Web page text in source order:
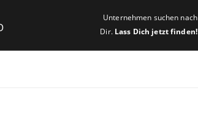
Unternehmen suchen nach
Dir. Lass Dich jetzt finden!